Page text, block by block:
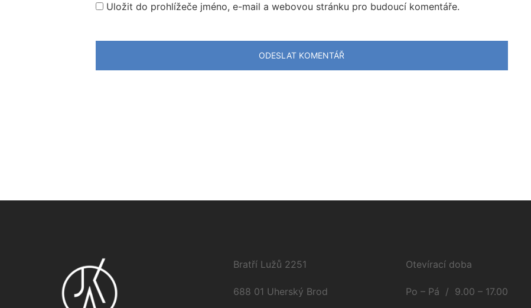
Uložit do prohlížeče jméno, e-mail a webovou stránku pro budoucí komentáře.
Bratří Lužů 2251
688 01 Uherský Brod
Otevírací doba
Po – Pá / 9.00 – 17.00